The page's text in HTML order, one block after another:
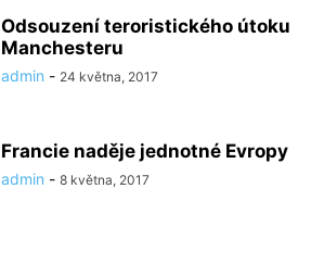
Odsouzení teroristického útoku
Manchesteru
admin - 24 května, 2017
Francie naděje jednotné Evropy
admin - 8 května, 2017